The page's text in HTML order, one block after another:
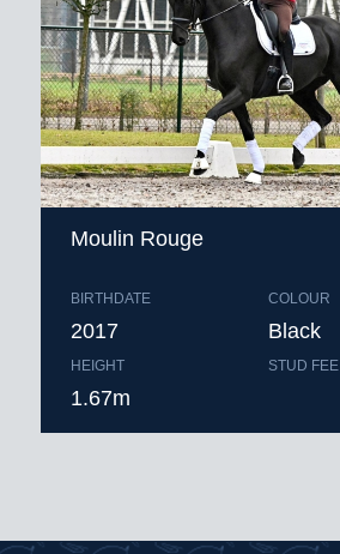
Moulin Rouge
BIRTHDATE
2017
HEIGHT
1.67m
COLOUR
Black
STUD FEE